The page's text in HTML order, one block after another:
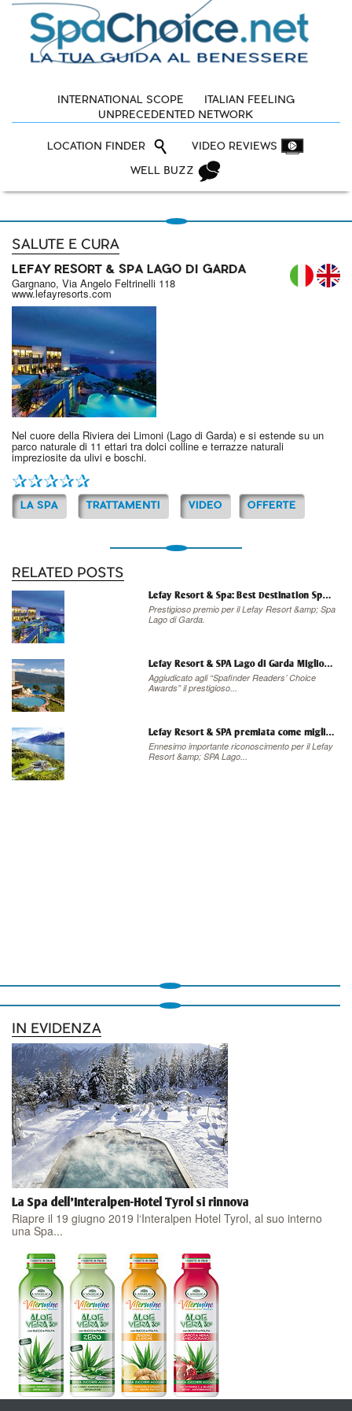
INTERNATIONAL SCOPE
ITALIAN FEELING
UNPRECEDENTED NETWORK
LOCATION FINDER VIDEO REVIEWS
WELL BUZZ
SALUTE E CURA
IT
LEFAY RESORT & SPA LAGO DI GARDA
Gargnano, Via Angelo Feltrinelli 118
www.lefayresorts.com
Nel cuore della Riviera dei Limoni (Lago di Garda) e si estende su un
parco naturale di 11 ettari tra dolci colline e terrazze naturali
impreziosite da ulivi e boschi.
LA SPA TRATTAMENTI VIDEO OFFERTE
RELATED POSTS
Lefay Resort & Spa: Best Destination Spa in Europa
Prestigioso premio per il Lefay Resort &amp; Spa
Lago di Garda.
Lefay Resort & SPA Lago di Garda Migliore SPA d’Europa e d’Italia
Aggiudicato agli “Spafinder Readers’ Choice
Awards” il prestigioso...
Lefay Resort & SPA premiata come miglior Destination SPA al mondo
Ennesimo importante riconoscimento per il Lefay
Resort &amp; SPA Lago...
IN EVIDENZA
La Spa dell'Interalpen-Hotel Tyrol si rinnova
Riapre il 19 giugno 2019 l‘Interalpen Hotel Tyrol, al suo interno
una Spa...